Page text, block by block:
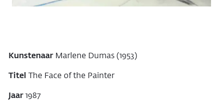
Kunstenaar Marlene Dumas (1953)
Titel The Face of the Painter
Jaar 1987